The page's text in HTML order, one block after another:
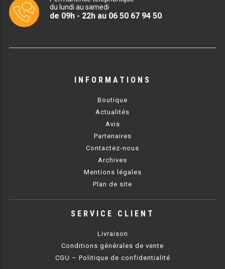
PRÉSENTOIR À INGRÉDIENTS
PROFONDEUR 300 INOX
PROFONDEUR 400 INOX
ARMOIRE RÉFRIGÉRÉE
RÉFRIGÉRATEUR
RÉFRIGÉRATEUR VITRÉ
RÉFRI / CONGÉL BOULANGERIE
RÉFRIGÉRATEUR POISSON
du lundi au samedi
de 09h - 22h au 06 50 67 94 50
INFORMATIONS
Boutique
Actualités
Avis
Partenaires
Contactez-nous
Archives
Mentions légales
Plan de site
SERVICE CLIENT
Livraison
Conditions générales de vente
CGU – Politique de confidentialité